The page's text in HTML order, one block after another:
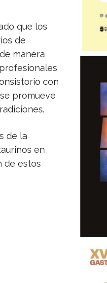
que los
de
manera
con
promueve
de la
en
de estos